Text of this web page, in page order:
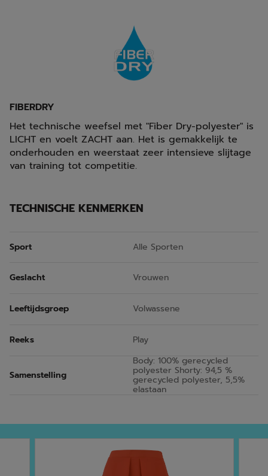
FIBERDRY
Het technische weefsel met "Fiber Dry-polyester" is
LICHT en voelt ZACHT aan. Het is gemakkelijk te
onderhouden en weerstaat zeer intensieve slijtage
van training tot competitie.
TECHNISCHE KENMERKEN
Sport Alle Sporten
Geslacht Vrouwen
Leeftijdsgroep Volwassene
Reeks Play
Samenstelling
Body: 100% gerecycled
polyester Shorty: 94,5 %
gerecycled polyester, 5,5%
elastaan